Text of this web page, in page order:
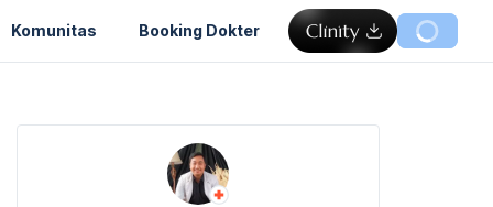
Komunitas Booking Dokter